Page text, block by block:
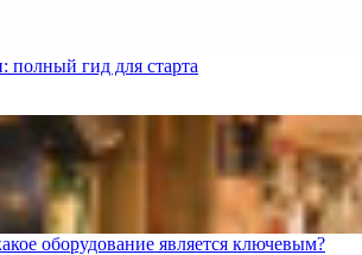
полный гид для старта
оборудование является ключевым?